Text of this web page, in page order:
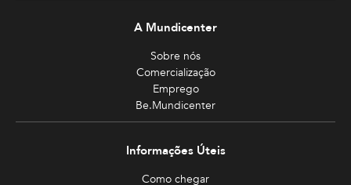
A Mundicenter
Sobre nós
Comercialização
Emprego
Be.Mundicenter
Informações Úteis
Como chegar